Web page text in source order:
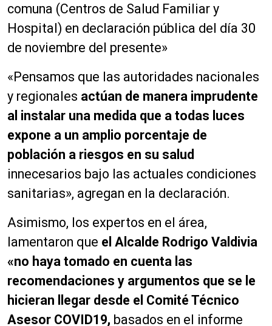
comuna (Centros de Salud Familiar y
Hospital) en declaración pública del día 30
de noviembre del presente»
«Pensamos que las autoridades nacionales
y regionales actúan de manera imprudente
al instalar una medida que a todas luces
expone a un amplio porcentaje de
población a riesgos en su salud
innecesarios bajo las actuales condiciones
sanitarias», agregan en la declaración.
Asimismo, los expertos en el área,
lamentaron que el Alcalde Rodrigo Valdivia
«no haya tomado en cuenta las
recomendaciones y argumentos que se le
hicieran llegar desde el Comité Técnico
Asesor COVID19, basados en el informe